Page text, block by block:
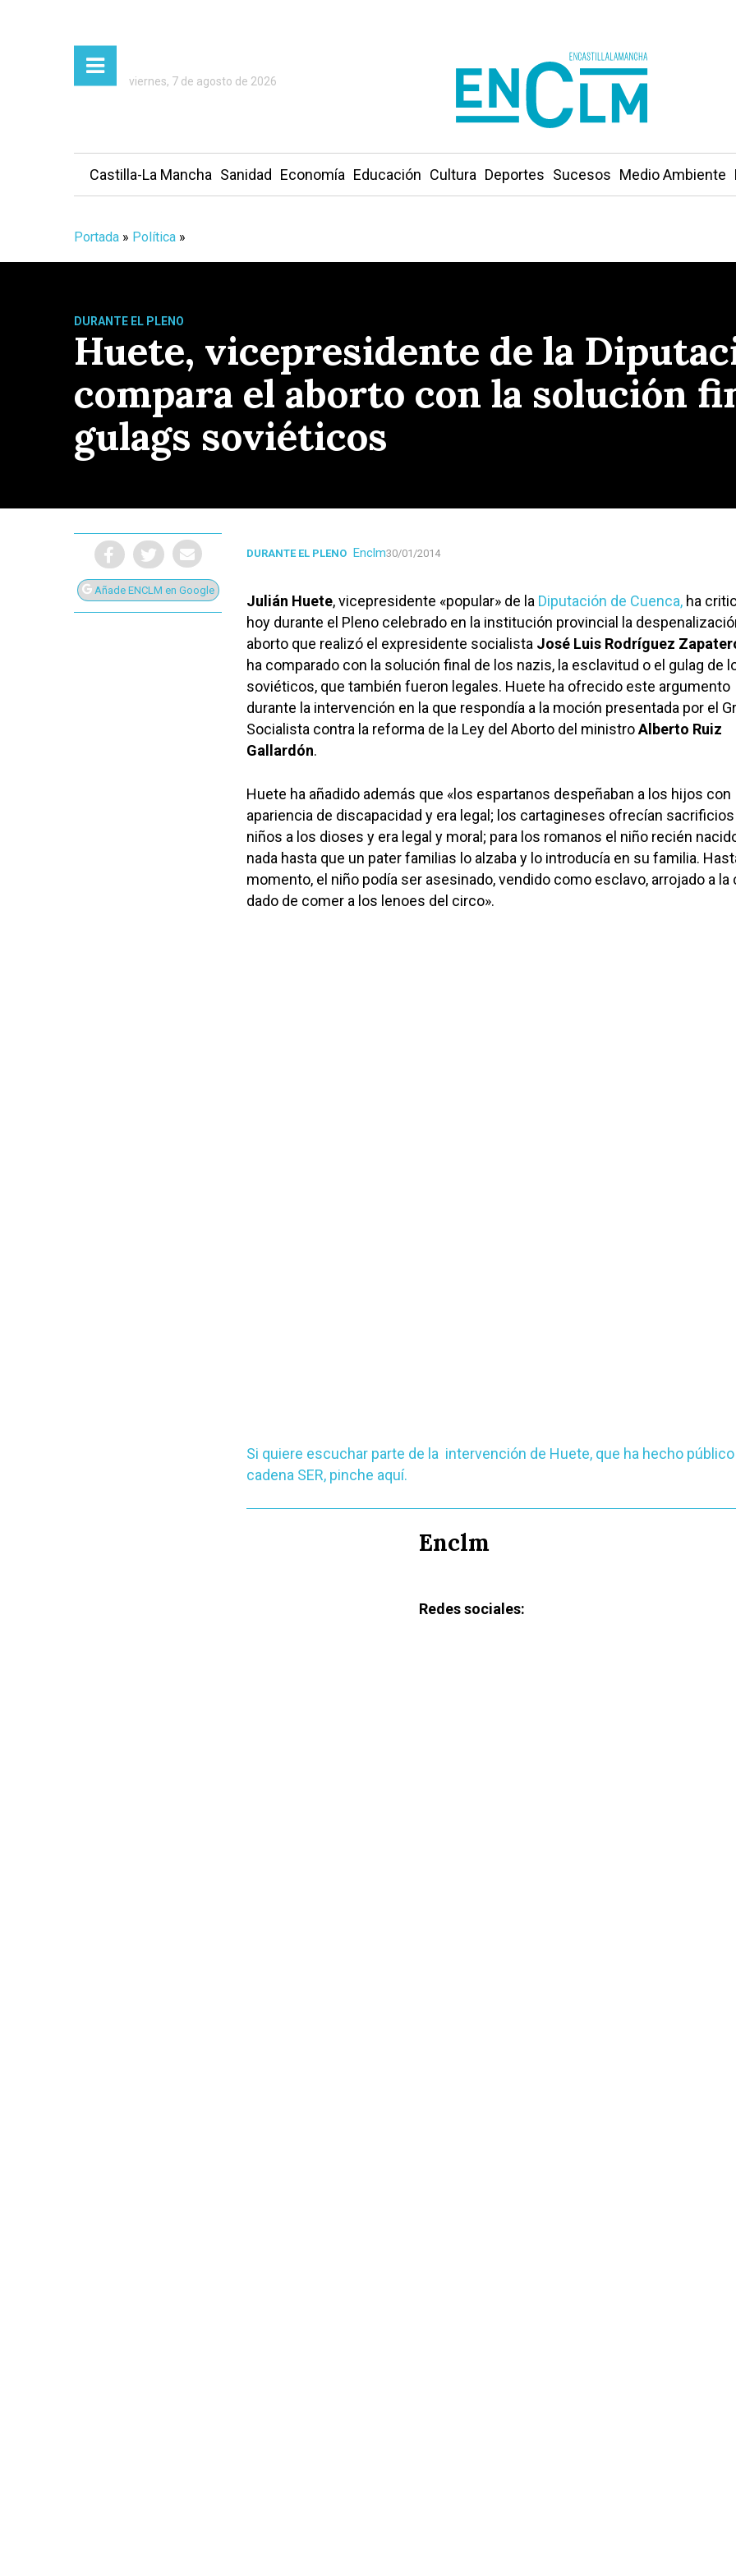
Presiona Intro para buscar o ESC para cerrar
viernes, 7 de agosto de 2026
Castilla-La Mancha Sanidad Economía Educación Cultura Deportes Sucesos Medio Ambiente
Portada » Política »
DURANTE EL PLENO
Huete, vicepresidente de la
compara el aborto con la solución
gulags soviéticos
Añade ENCLM en Google
DURANTE EL PLENO Enclm30/01/2014
Julián Huete, vicepresidente «popular» de la Diputación de Cuenca, ha
hoy durante el Pleno celebrado en la institución provincial la
aborto que realizó el expresidente socialista José Luis Rodríguez
ha comparado con la solución final de los nazis, la esclavitud o el gulag de
soviéticos, que también fueron legales. Huete ha ofrecido este argumento
durante la intervención en la que respondía a la moción presentada por el
Socialista contra la reforma de la Ley del Aborto del ministroAlberto Ruiz
Gallardón.
Huete ha añadido además que «los espartanos despeñaban a los hijos con
apariencia de discapacidad y era legal; los cartagineses ofrecían
niños a los dioses y era legal y moral; para los romanos el niño recién
nada hasta que un pater familias lo alzaba y lo introducía en su familia.
momento, el niño podía ser asesinado, vendido como esclavo, arrojado a la
dado de comer a los lenoes del circo».
Si quiere escuchar parte de la intervención de Huete, que ha hecho público
cadena SER, pinche aquí.
Enclm
Redes sociales: